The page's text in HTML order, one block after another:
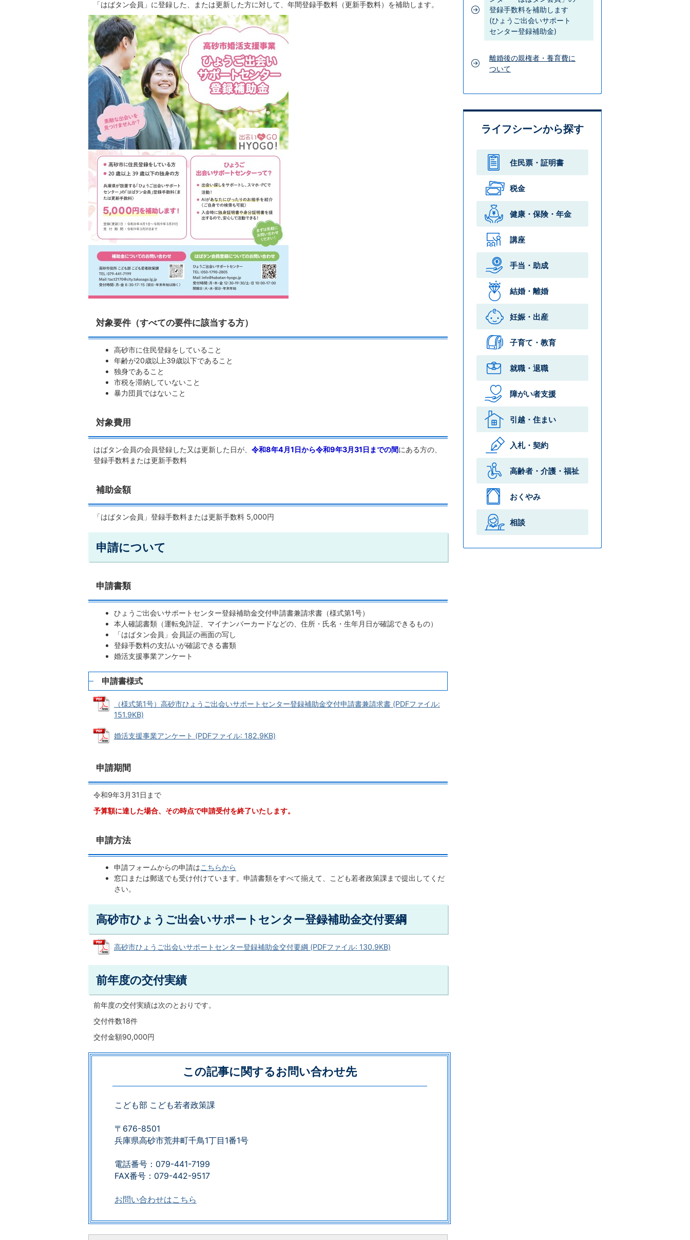
「はばタン会員」に登録した、または更新した方に対して、年間登録手数料（更新手数料）を補助します。
対象要件（すべての要件に該当する方）
高砂市に住民登録をしていること
年齢が20歳以上39歳以下であること
独身であること
市税を滞納していないこと
暴力団員ではないこと
対象費用
はばタン会員の会員登録した又は更新した日が、 令和8年4月1日から令和9年3月31日までの間にある方の、
登録手数料または更新手数料
補助金額
「はばタン会員」登録手数料または更新手数料 5,000円
申請について
申請書類
ひょうご出会いサポートセンター登録補助金交付申請書兼請求書（様式第1号）
本人確認書類（運転免許証、マイナンバーカードなどの、住所・氏名・生年月日が確認できるもの）
「はばタン会員」会員証の画面の写し
登録手数料の支払いが確認できる書類
婚活支援事業アンケート
申請書様式
（様式第1号）高砂市ひょうご出会いサポートセンター登録補助金交付申請書兼請求書 (PDFファイル:
151.9KB)
婚活支援事業アンケート (PDFファイル: 182.9KB)
申請期間
令和9年3月31日まで
予算額に達した場合、その時点で申請受付を終了いたします。
申請方法
申請フォームからの申請はこちらから
窓口または郵送でも受け付けています。申請書類をすべて揃えて、こども若者政策課まで提出してくだ
さい。
高砂市ひょうご出会いサポートセンター登録補助金交付要綱
高砂市ひょうご出会いサポートセンター登録補助金交付要綱 (PDFファイル: 130.9KB)
前年度の交付実績
前年度の交付実績は次のとおりです。
交付件数18件
交付金額90,000円
この記事に関するお問い合わせ先
こども部 こども若者政策課
〒676-8501
兵庫県高砂市荒井町千鳥1丁目1番1号
電話番号：079-441-7199
FAX番号：079-442-9517​​​​​​​
お問い合わせはこちら
登録手数料を補助します
(ひょうご出会いサポート
センター登録補助金)
離婚後の親権者・養育費に
ついて
ライフシーンから探す
住民票・ 証明書
税金
健康・保険・ 年金
講座
手当・助成
結婚・離婚
妊娠・出産
子育て・教育
就職・退職
障がい者支援
引越・住まい
入札・契約
高齢者・介護・ 福祉
おくやみ
相談